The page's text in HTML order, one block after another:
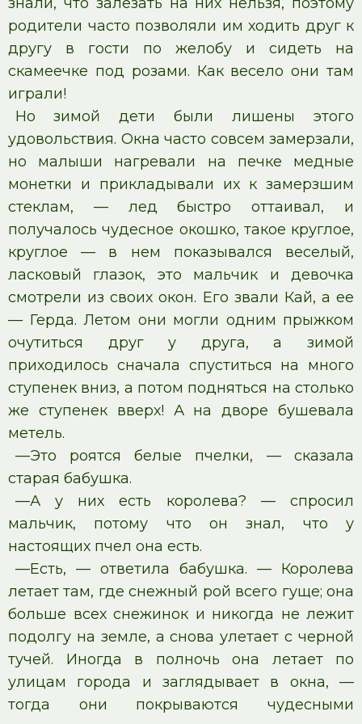
родители часто позволяли им ходить друг к
другу в гости по желобу и сидеть на
скамеечке под розами. Как весело они там
играли!
Но зимой дети были лишены этого
удовольствия. Окна часто совсем замерзали,
но малыши нагревали на печке медные
монетки и прикладывали их к замерзшим
стеклам, — лед быстро оттаивал, и
получалось чудесное окошко, такое круглое,
круглое — в нем показывался веселый,
ласковый глазок, это мальчик и девочка
смотрели из своих окон. Его звали Кай, а ее
— Герда. Летом они могли одним прыжком
очутиться друг у друга, а зимой
приходилось сначала спуститься на много
ступенек вниз, а потом подняться на столько
же ступенек вверх! А на дворе бушевала
метель.
—Это роятся белые пчелки, — сказала
старая бабушка.
—А у них есть королева? — спросил
мальчик, потому что он знал, что у
настоящих пчел она есть.
—Есть, — ответила бабушка. — Королева
летает там, где снежный рой всего гуще; она
больше всех снежинок и никогда не лежит
подолгу на земле, а снова улетает с черной
тучей. Иногда в полночь она летает по
улицам города и заглядывает в окна, —
тогда они покрываются чудесными